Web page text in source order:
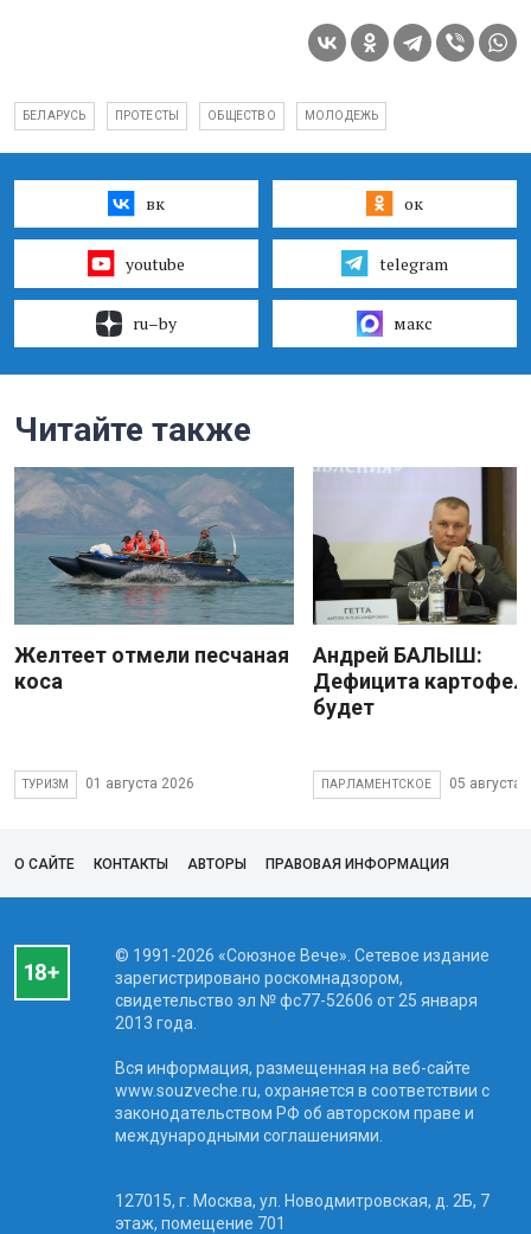
БЕЛАРУСЬ ПРОТЕСТЫ ОБЩЕСТВО МОЛОДЕЖЬ
вк ок
youtube telegram
ru–by макс
Читайте также
Желтеет отмели песчаная
коса
ТУРИЗМ 01 августа 2026
Андрей БАЛЫШ:
Дефицита
будет
ПАРЛАМЕНТСКОЕ 05 августа
О САЙТЕ КОНТАКТЫ АВТОРЫ ПРАВОВАЯ ИНФОРМАЦИЯ
© 1991-2026 «Союзное Вече». Сетевое издание
зарегистрировано роскомнадзором,
свидетельство эл № фc77-52606 от 25 января
2013 года.
Вся информация, размещенная на веб-сайте
www.souzveche.ru, охраняется в соответствии с
законодательством РФ об авторском праве и
международными соглашениями.
127015, г. Москва, ул. Новодмитровская, д. 2Б, 7
этаж, помещение 701